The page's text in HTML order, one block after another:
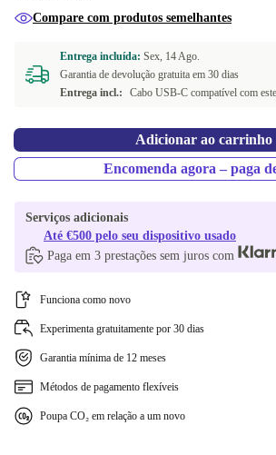
Compare com produtos semelhantes
Entrega incluída: Sex, 14 Ago.
Garantia de devolução gratuita em 30 dias
Entrega incl.:
Cabo USB-C compatível com
Adicionar ao carrinho
Encomenda agora – paga
Serviços adicionais
Até €500 pelo seu dispositivo usado
Paga em 3 prestações sem juros com
Funciona como novo
Experimenta gratuitamente por 30 dias
Garantia mínima de 12 meses
Métodos de pagamento flexíveis
Poupa CO₂ em relação a um novo